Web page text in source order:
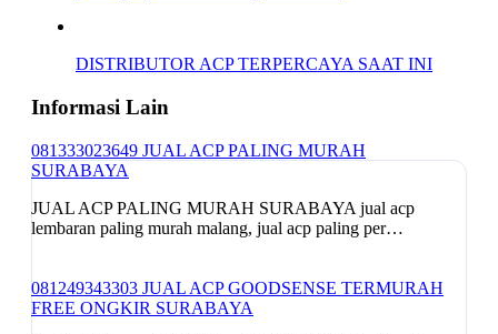
DISTRIBUTOR ACP TERPERCAYA SAAT INI
Informasi Lain
081333023649 JUAL ACP PALING MURAH
SURABAYA
JUAL ACP PALING MURAH SURABAYA jual acp
lembaran paling murah malang, jual acp paling per…
081249343303 JUAL ACP GOODSENSE TERMURAH
FREE ONGKIR SURABAYA